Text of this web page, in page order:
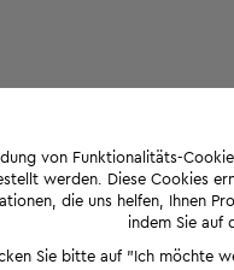
von Funktionalitäts-
werden. Diese Cookies
die uns helfen, Ihnen
indem Sie auf
Sie bitte auf "Ich möchte